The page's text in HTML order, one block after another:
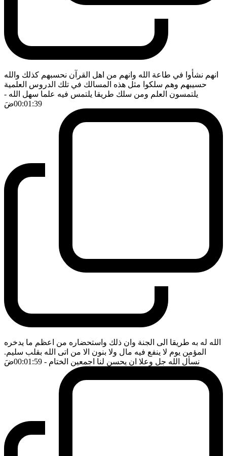
انهم نشأوا في طاعة الله وانهم من اهل القرآن نحسبهم كذلك والله
حسيبهم وهم سلكوا مثل هذه المسالك في تلك الدروس العلمية
يلتمسون العلم ومن سلك طريقا يلتمس فيه علما سهل الله -
00:01:39ضَ
الله له به طريقا الى الجنة وان ذلك واستحضاره من اعظم ما يدخره
المؤمن يوم لا ينفع فيه مال ولا بنون الا من اتى الله بقلب سليم.
نسأل الله جل وعلا ان يحسن لنا اجمعين الختام - 00:01:59 ضَ